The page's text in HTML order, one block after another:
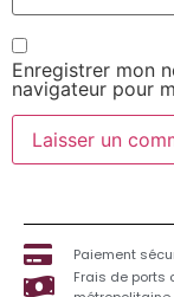
Enregistrer mon
navigateur pour
Paiement
Frais de ports